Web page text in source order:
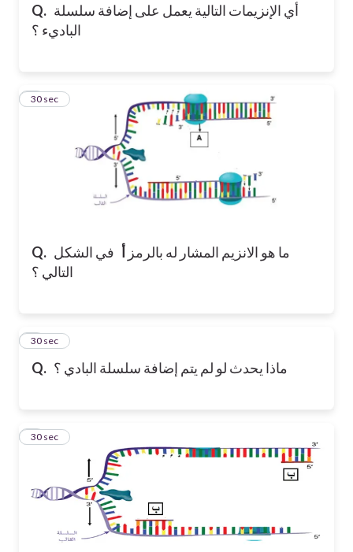
Q. أي الإنزيمات التالية يعمل على إضافة سلسلة
الباديء ؟
Q. ما هو الانزيم المشار له بالرمز أ في الشكل
3
30 sec
Q. ماذا يحدث لو لم يتم إضافة سلسلة البادي ؟
4
30 sec
5
30 sec